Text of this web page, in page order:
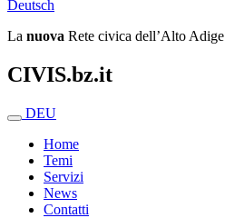
Deutsch
La nuova Rete civica dell’Alto Adige
CIVIS.bz.it
DEU
Home
Temi
Servizi
News
Contatti